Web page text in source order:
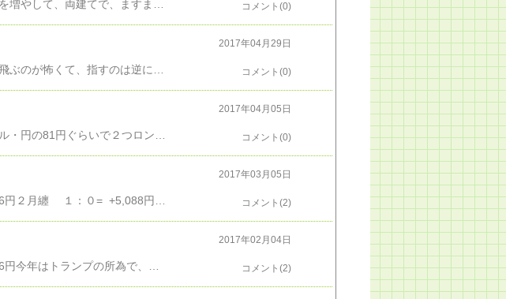
コメント(0)
2017年04月29日
コメント(0)
2017年04月05日
コメント(0)
2017年03月05日
コメント(2)
2017年02月04日
コメント(2)